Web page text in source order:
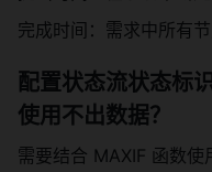
完成时间：需求中所有
配置状态流状态标
使用不出数据？
需要结合 MAXIF 函数使